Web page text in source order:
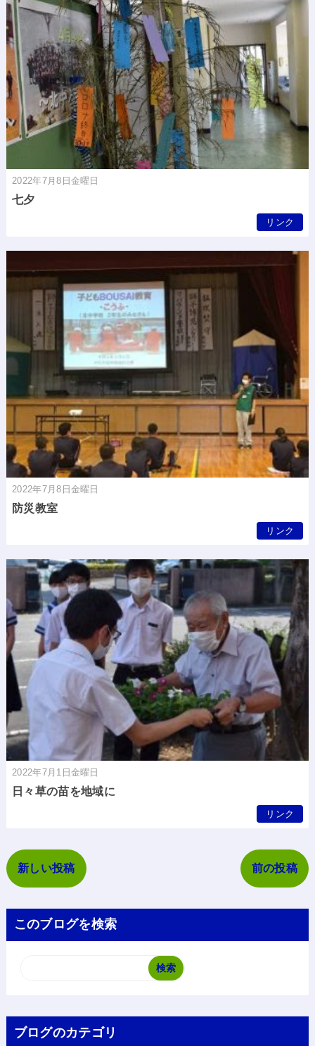
2022年7月8日金曜日
七夕
リンク
2022年7月8日金曜日
防災教室
リンク
2022年7月1日金曜日
日々草の苗を地域に
リンク
新しい投稿 前の投稿
このブログを検索
ブログのカテゴリ